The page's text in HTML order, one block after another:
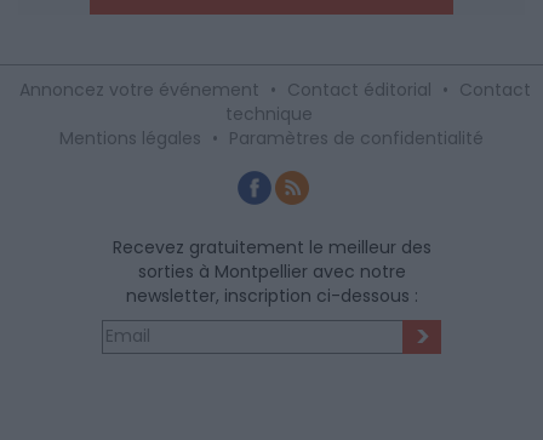
Annoncez votre événement • Contact éditorial • Contact
technique
Mentions légales • Paramètres de confidentialité
Recevez gratuitement le meilleur des
sorties à Montpellier avec notre
newsletter, inscription ci-dessous :
>